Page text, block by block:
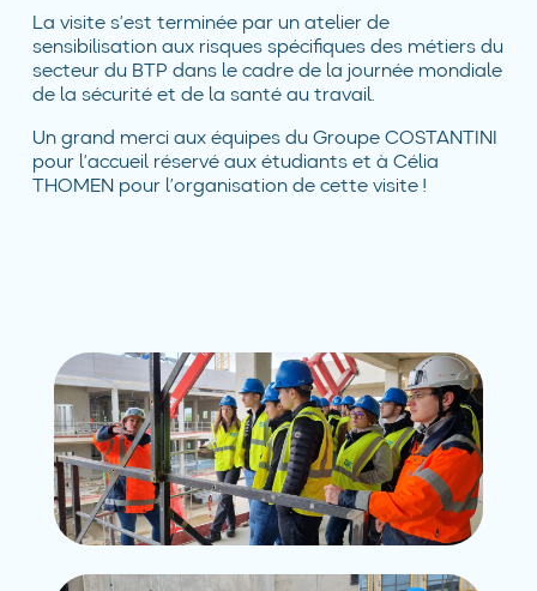
La visite s’est terminée par un atelier de
sensibilisation aux risques spécifiques des métiers du
secteur du BTP dans le cadre de la journée mondiale
de la sécurité et de la santé au travail.
Un grand merci aux équipes du Groupe COSTANTINI
pour l’accueil réservé aux étudiants et à Célia
THOMEN pour l’organisation de cette visite !